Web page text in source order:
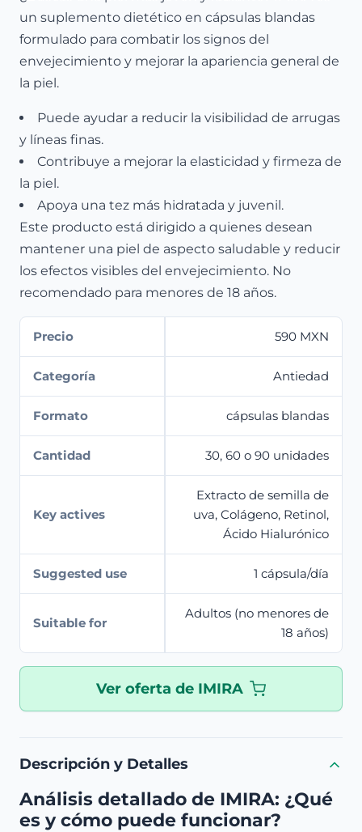
un suplemento dietético en cápsulas blandas
formulado para combatir los signos del
envejecimiento y mejorar la apariencia general de
la piel.
Puede ayudar a reducir la visibilidad de arrugas
y líneas finas.
Contribuye a mejorar la elasticidad y firmeza de
la piel.
Apoya una tez más hidratada y juvenil.
Este producto está dirigido a quienes desean
mantener una piel de aspecto saludable y reducir
los efectos visibles del envejecimiento. No
recomendado para menores de 18 años.
Precio 590 MXN
Categoría Antiedad
Formato cápsulas blandas
Cantidad 30, 60 o 90 unidades
Key actives
Extracto de semilla de
uva, Colágeno, Retinol,
Ácido Hialurónico
Suggested use 1 cápsula/día
Suitable for
Adultos (no menores de
18 años)
Ver oferta de IMIRA
Descripción y Detalles
Análisis detallado de IMIRA: ¿Qué
es y cómo puede funcionar?